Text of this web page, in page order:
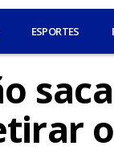
ESPORTES